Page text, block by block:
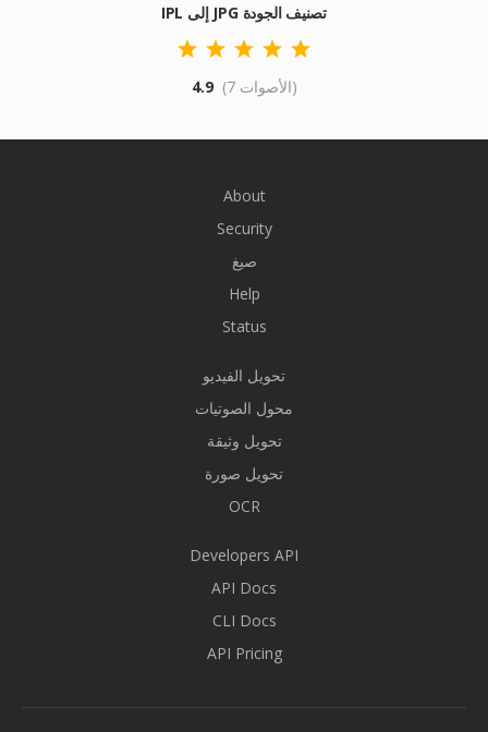
IPL إلى JPG تصنيف الجودة
4.9 (7 الأصوات)
About
Security
صيغ
Help
Status
تحويل الفيديو
محول الصوتيات
تحويل وثيقة
تحويل صورة
OCR
Developers API
API Docs
CLI Docs
API Pricing